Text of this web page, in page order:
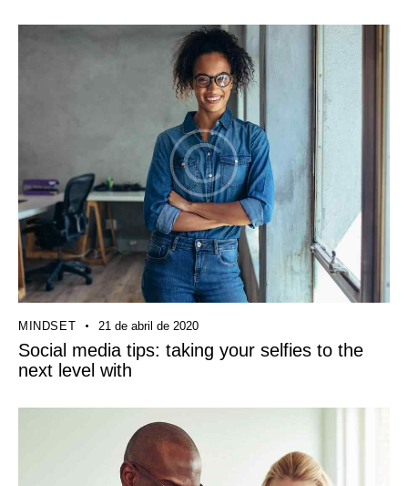
MINDSET 21 de abril de 2020
Social media tips: taking your selfies to the
next level with